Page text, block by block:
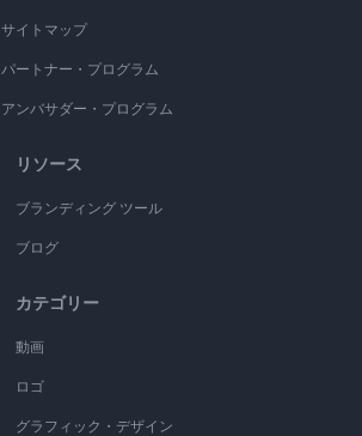
サイトマップ
パートナー・プログラム
アンバサダー・プログラム
リソース
ブランディング ツール
ブログ
カテゴリー
動画
ロゴ
グラフィック・デザイン